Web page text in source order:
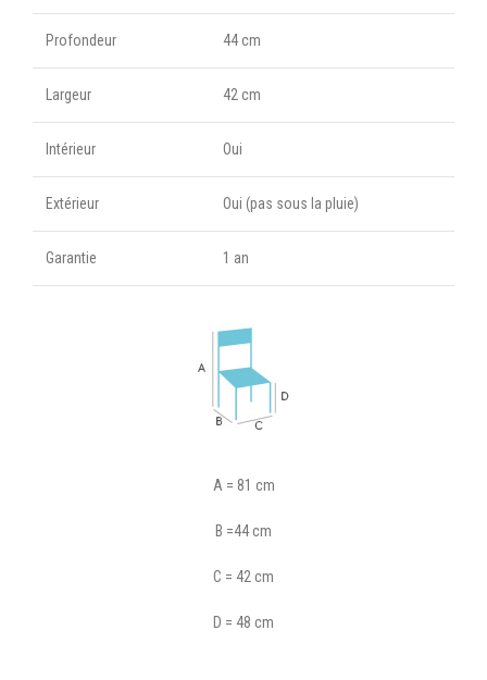
Profondeur 44 cm
Largeur 42 cm
Intérieur Oui
Extérieur Oui (pas sous la pluie)
Garantie 1 an
A = 81 cm
B =44 cm
C = 42 cm
D = 48 cm